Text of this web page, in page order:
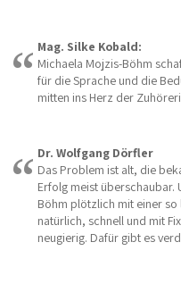
Mag. Silke Kobald:
Michaela Mojzis-Böhm
für die Sprache und die
mitten ins Herz der
Dr. Wolfgang Dörfler
Das Problem ist alt, die
Erfolg meist überschaubar.
Böhm plötzlich mit einer
natürlich, schnell und mit
neugierig. Dafür gibt es